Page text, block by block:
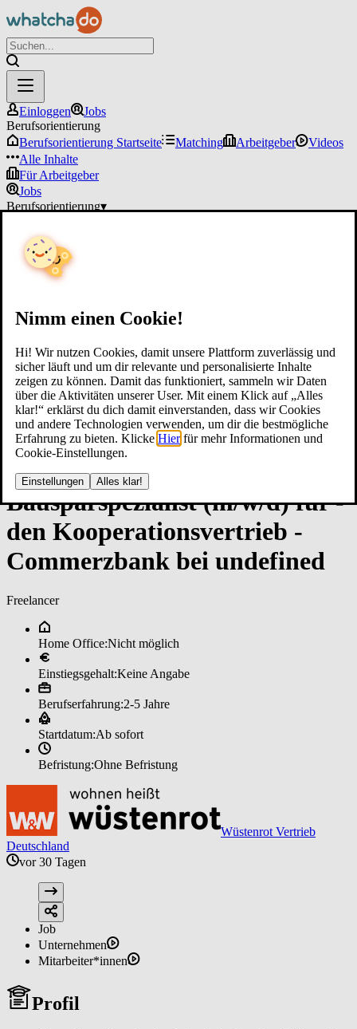
Nimm einen Cookie!
Hi! Wir nutzen Cookies, damit unsere Plattform zuverlässig und
sicher läuft und um dir relevante und personalisierte Inhalte
zeigen zu können. Damit das funktioniert, sammeln wir Daten
über die Aktivitäten unserer User. Mit einem Klick auf „Alles
klar!“ erklärst du dich damit einverstanden, dass wir Cookies
und andere Technologien verwenden, um dir die bestmögliche
Erfahrung zu bieten. Klicke Hier für mehr Informationen und
Cookie-Einstellungen.
Einstellungen Alles klar!
Einloggen
Jobs
Berufsorientierung
Berufsorientierung Startseite
Matching Arbeitgeber
Videos
Alle Inhalte
Für Arbeitgeber
Jobs
Berufsorientierung▾
Bau­spar­spe­zia­lis­t (m/w/d) ­für ­
den ­Ko­ope­ra­ti­ons­ver­trie­b ­
Com­merz­ban­k bei un­de­fi­ned
Freelancer
Home Office:Nicht möglich
Einstiegsgehalt:Keine Angabe
Berufserfahrung:2-5 Jahre
Startdatum:Ab sofort
Befristung:Ohne Befristung
Wüstenrot Vertrieb
Deutschland
vor 30 Tagen
Job
Unternehmen
Mitarbeiter*innen
Profil